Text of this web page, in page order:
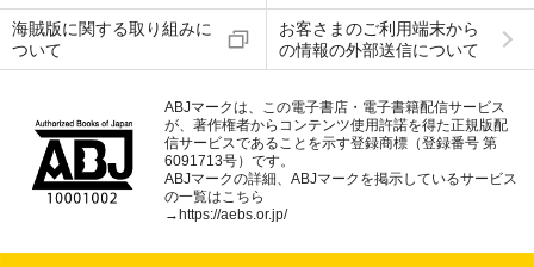
海賊版に関する取り組みに
ついて
お客さまのご利用端末から
の情報の外部送信について
ABJマークは、この電子書店・電子書籍配信サービス
が、著作権者からコンテンツ使用許諾を得た正規版配
信サービスであることを示す登録商標（登録番号 第
6091713号）です。
ABJマークの詳細、ABJマークを掲示しているサービス
の一覧はこちら
→ https://aebs.or.jp/